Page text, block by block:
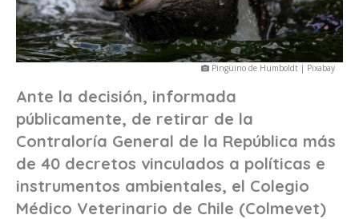
Pingüino de Humboldt | Pixabay
Ante la decisión, informada
públicamente, de retirar de la
Contraloría General de la República más
de 40 decretos vinculados a políticas e
instrumentos ambientales, el Colegio
Médico Veterinario de Chile (Colmevet)